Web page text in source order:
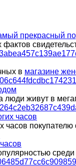
прекрасный
фактов
в магазине
люди живут в
часов
часов покупателю